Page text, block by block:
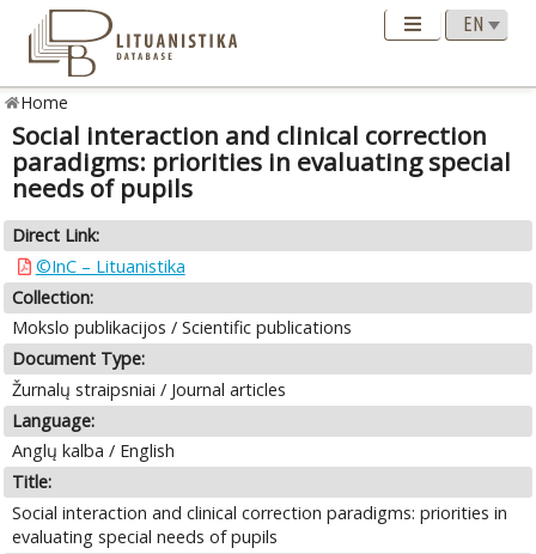
Home
Social interaction and clinical correction
paradigms: priorities in evaluating special
needs of pupils
Direct Link:
©InC – Lituanistika
Collection:
Mokslo publikacijos / Scientific publications
Document Type:
Žurnalų straipsniai / Journal articles
Language:
Anglų kalba / English
Title:
Social interaction and clinical correction paradigms: priorities in
evaluating special needs of pupils